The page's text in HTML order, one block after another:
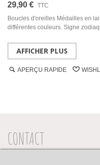
29,90 € TTC
Boucles d'oreilles Médailles en
différentes couleurs. Signe
AFFICHER PLUS
APERÇU RAPIDE
CONTACT